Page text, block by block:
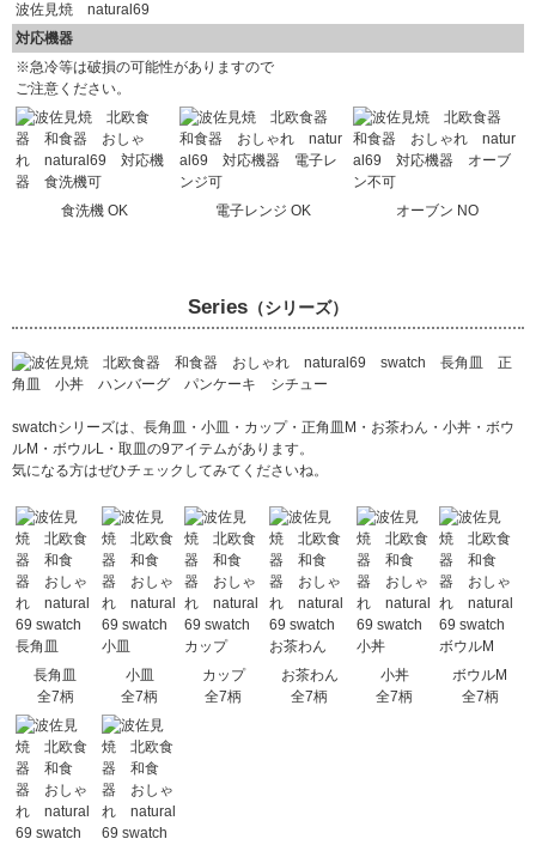
波佐見焼 natural69
対応機器
※急冷等は破損の可能性がありますので
ご注意ください。
食洗機 OK 電子レンジ OK オーブン NO
Series （シリーズ）
swatchシリーズは、長角皿・小皿・カップ・正角皿M・お茶わん・小丼・ボウ
ルM・ボウルL・取皿の9アイテムがあります。
気になる方はぜひチェックしてみてくださいね。
長角皿
全7柄
小皿
全7柄
カップ
全7柄
お茶わん
全7柄
小丼
全7柄
ボウルM
全7柄